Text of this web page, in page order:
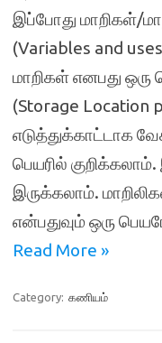
இப்போது மாறிகள்/
(Variables and
மாறிகள் எனபது ஒரு
(Storage Location
எடுத்துக்காட்டாக
பெயரில்
இருக்கலாம்.
என்பதுவும் ஒரு
Read More »
Category: கணியம்